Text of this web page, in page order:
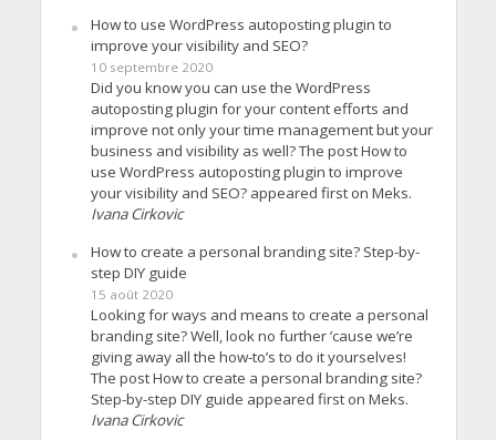
How to use WordPress autoposting plugin to
improve your visibility and SEO?
10 septembre 2020
Did you know you can use the WordPress
autoposting plugin for your content efforts and
improve not only your time management but your
business and visibility as well? The post How to
use WordPress autoposting plugin to improve
your visibility and SEO? appeared first on Meks.
Ivana Cirkovic
How to create a personal branding site? Step-by-
step DIY guide
15 août 2020
Looking for ways and means to create a personal
branding site? Well, look no further ’cause we’re
giving away all the how-to’s to do it yourselves!
The post How to create a personal branding site?
Step-by-step DIY guide appeared first on Meks.
Ivana Cirkovic